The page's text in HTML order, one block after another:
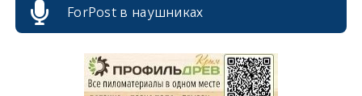
ForPost в наушниках
erid: 2SDnjdPjgYS